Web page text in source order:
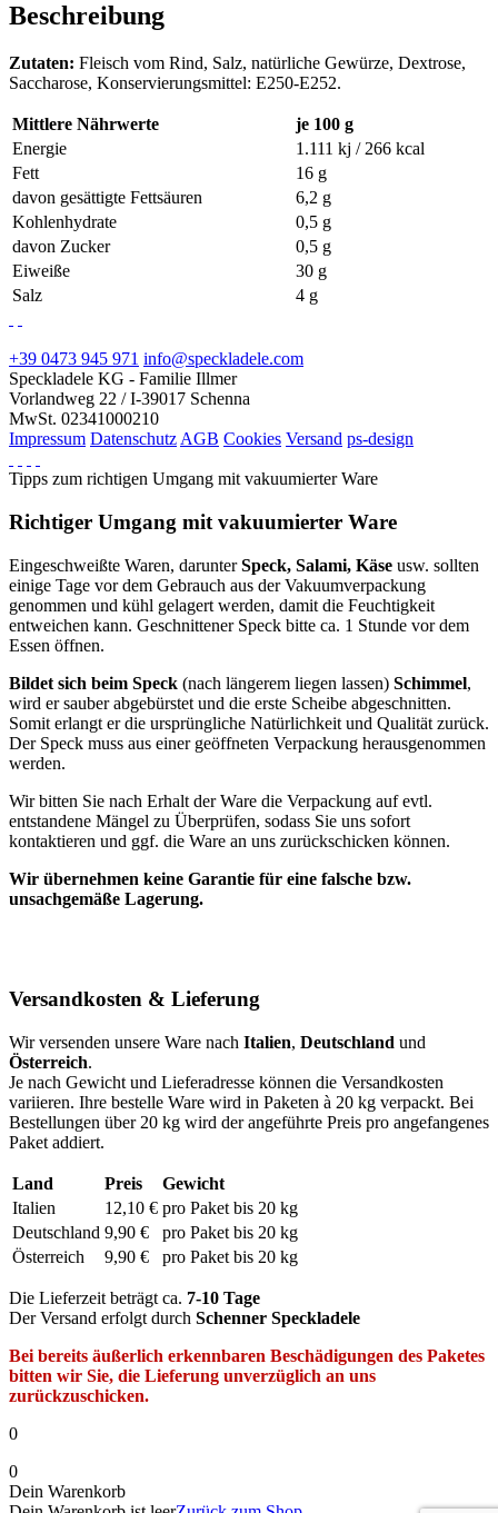
Beschreibung
Zutaten: Fleisch vom Rind, Salz, natürliche Gewürze, Dextrose,
Saccharose, Konservierungsmittel: E250-E252.
Mittlere Nährwerte
je 100 g
Energie
1.111 kj / 266 kcal
Fett
16 g
davon gesättigte Fettsäuren
6,2 g
Kohlenhydrate
0,5 g
davon Zucker
0,5 g
Eiweiße
30 g
Salz
4 g
+39 0473 945 971 info@speckladele.com
Speckladele KG - Familie Illmer
Vorlandweg 22 / I-39017 Schenna
MwSt. 02341000210
Impressum Datenschutz AGB Cookies Versand ps-design
Tipps zum richtigen Umgang mit vakuumierter Ware
Richtiger Umgang mit vakuumierter Ware
Eingeschweißte Waren, darunterSpeck, Salami, Käse usw. sollten
einige Tage vor dem Gebrauch aus der Vakuumverpackung
genommen und kühl gelagert werden, damit die Feuchtigkeit
entweichen kann. Geschnittener Speck bitte ca. 1 Stunde vor dem
Essen öffnen.
Bildet sich beim Speck (nach längerem liegen lassen) Schimmel,
wird er sauber abgebürstet und die erste Scheibe abgeschnitten.
Somit erlangt er die ursprüngliche Natürlichkeit und Qualität zurück.
Der Speck muss aus einer geöffneten Verpackung herausgenommen
werden.
Wir bitten Sie nach Erhalt der Ware die Verpackung auf evtl.
entstandene Mängel zu Überprüfen, sodass Sie uns sofort
kontaktieren und ggf. die Ware an uns zurückschicken können.
Wir übernehmen keine Garantie für eine falsche bzw.
unsachgemäße Lagerung.
Versandkosten & Lieferung
Wir versenden unsere Ware nach Italien, Deutschland und
Österreich.
Je nach Gewicht und Lieferadresse können die Versandkosten
variieren. Ihre bestelle Ware wird in Paketen à 20 kg verpackt. Bei
Bestellungen über 20 kg wird der angeführte Preis pro angefangenes
Paket addiert.
Land Preis
Gewicht
Italien
12,10 € pro Paket bis 20 kg
Deutschland 9,90 €
pro Paket bis 20 kg
Österreich
9,90 € pro Paket bis 20 kg
Die Lieferzeit beträgt ca. 7-10 Tage
Der Versand erfolgt durch Schenner Speckladele
Bei bereits äußerlich erkennbaren Beschädigungen des Paketes
bitten wir Sie, die Lieferung unverzüglich an uns
zurückzuschicken.
0
0
Dein Warenkorb